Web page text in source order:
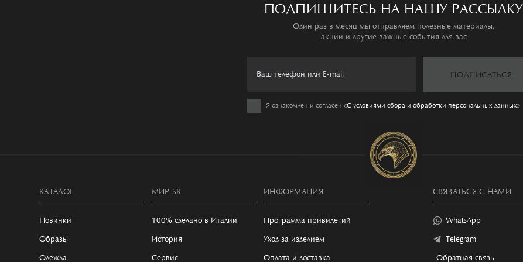
ПОДПИШИТЕСЬ НА НАШУ РАССЫЛКУ
Один раз в месяц мы отправляем полезные материалы,
акции и другие важные события для вас
ПОДПИСАТЬСЯ
Я ознакомлен и согласен «C условиями сбора и обработки персональных данных»
КАТАЛОГ
Новинки
Образы
Одежда
МИР SR
100% сделано в Италии
История
Сервис
ИНФОРМАЦИЯ
Программа привилегий
Уход за изделием
Оплата и доставка
СВЯЗАТЬСЯ С НАМИ
WhatsApp
Telegram
Обратная связь